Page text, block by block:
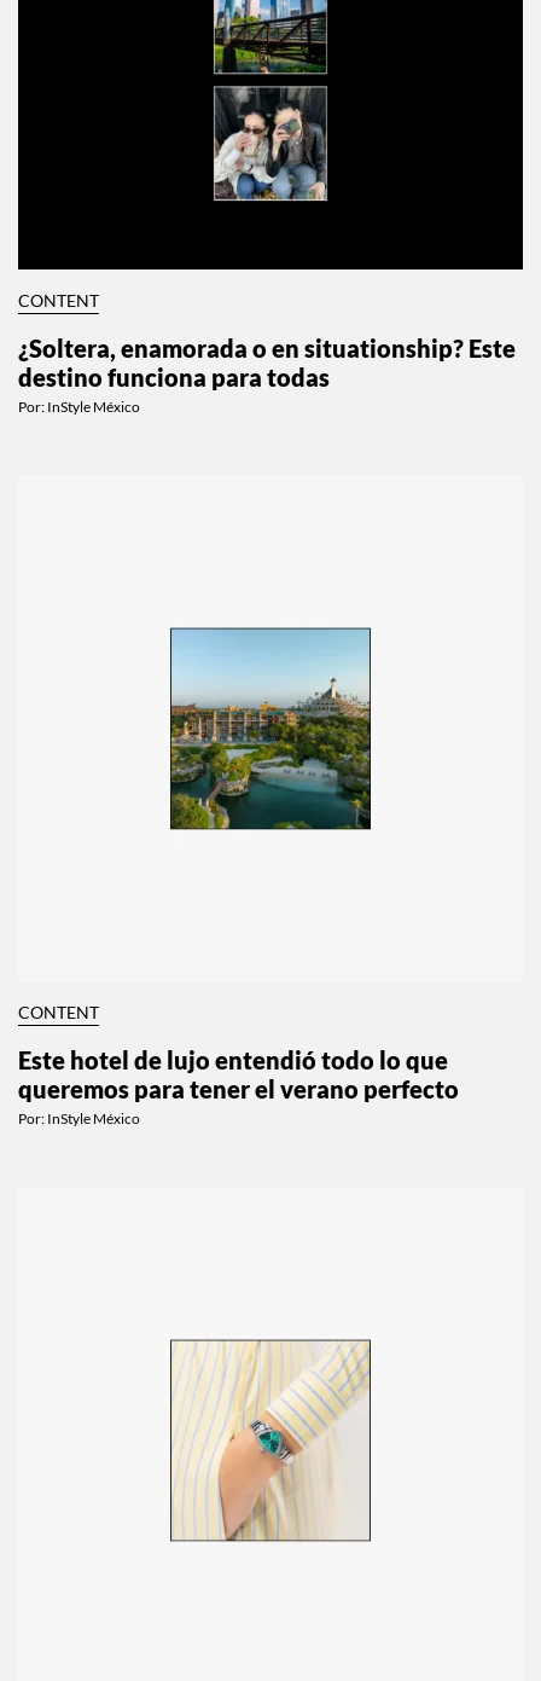
CONTENT
¿Soltera, enamorada o en situationship? Este
destino funciona para todas
Por: InStyle México
CONTENT
Este hotel de lujo entendió todo lo que
queremos para tener el verano perfecto
Por: InStyle México